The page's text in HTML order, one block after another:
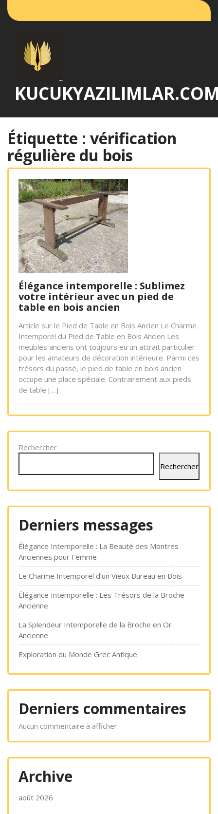
Étiquette : vérification
régulière du bois
Élégance intemporelle : Sublimez
votre intérieur avec un pied de
table en bois ancien
Article sur le Pied de Table en Bois Ancien Le Charme
Intemporel du Pied de Table en Bois Ancien Les
meubles anciens ont toujours eu un attrait particulier
pour les amateurs de décoration intérieure. Parmi ces
trésors du passé, le pied de table en bois ancien
occupe une place spéciale. Contrairement aux pieds
de table […]
Rechercher
Rechercher
Derniers messages
Élégance Intemporelle : La Beauté des Montres
Anciennes pour Femme
Le Charme Intemporel d’un Vieux Bureau en Bois
Élégance Intemporelle : Les Trésors de la Broche
Ancienne
La Splendeur Intemporelle de la Broche en Or
Ancienne
Exploration du Monde Grec Antique
Derniers commentaires
Aucun commentaire à afficher.
Archive
août 2026